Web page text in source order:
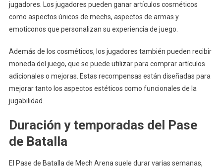
jugadores. Los jugadores pueden ganar artículos cosméticos
como aspectos únicos de mechs, aspectos de armas y
emoticonos que personalizan su experiencia de juego.
Además de los cosméticos, los jugadores también pueden recibir
moneda del juego, que se puede utilizar para comprar artículos
adicionales o mejoras. Estas recompensas están diseñadas para
mejorar tanto los aspectos estéticos como funcionales de la
jugabilidad.
Duración y temporadas del Pase
de Batalla
El Pase de Batalla de Mech Arena suele durar varias semanas,